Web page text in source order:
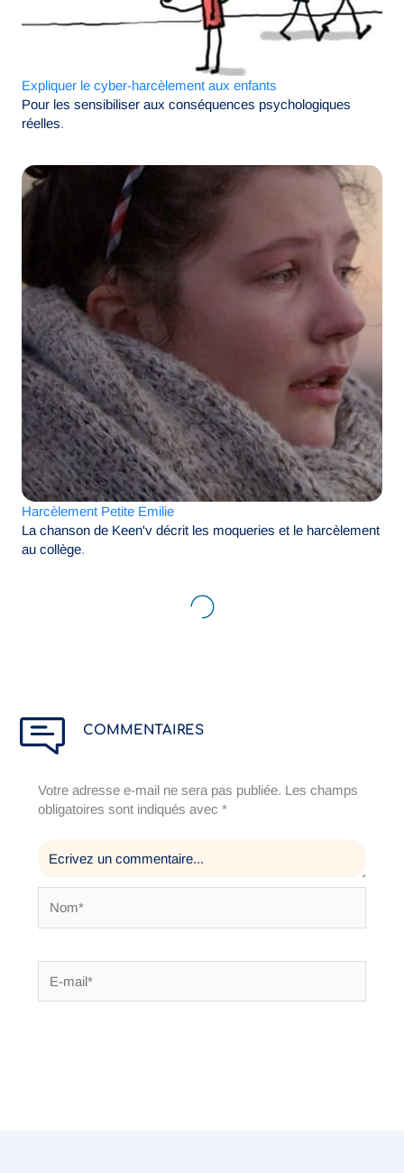
Expliquer le cyber-harcèlement aux enfants
Pour les sensibiliser aux conséquences psychologiques
réelles.
Harcèlement Petite Emilie
La chanson de Keen'v décrit les moqueries et le harcèlement
au collège.
COMMENTAIRES
Votre adresse e-mail ne sera pas publiée. Les champs
obligatoires sont indiqués avec*
mail*